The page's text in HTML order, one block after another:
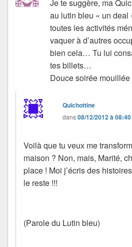
Je te suggère, ma
au lutin bleu « un
toutes les activités
vaquer à d’autres
bien cela… Tu lui
tes billets…
Douce soirée
Quichottine
dans08/12/2012 à 08:40
Voilà que tu veux me
maison ? Non, mais, Marité,
place ! Moi j’écris des
le reste !!!
(Parole du Lutin bleu)